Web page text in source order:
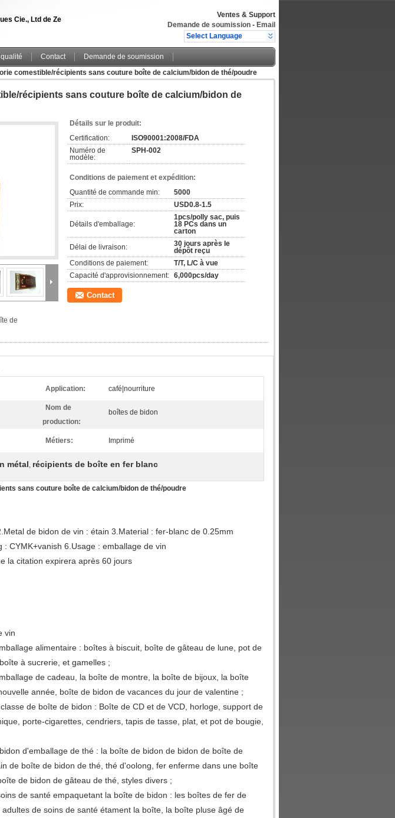
Cie., Ltd de Ze
Ventes & Support
Demande de soumission - Email
Select Language
Contact
Demande de soumission
comestible/récipients sans couture boîte de calcium/bidon de thé/poudre
récipients sans couture boîte de calcium/bidon de
de
Détails sur le produit:
Certification:
ISO90001:2008/FDA
Numéro de
modèle:
SPH-002
Conditions de paiement et expédition:
Quantité de commande min:
5000
Prix:
USD0.8-1.5
Détails d'emballage:
1pcs/polly sac, puis
18 PCs dans un
carton
Délai de livraison:
30 jours après le
dépôt reçu
Conditions de paiement:
T/T, L/C à vue
Capacité d'approvisionnement: 6,000pcs/day
Contact
Application: café|nourriture
Nom de
production:
boîtes de bidon
Métiers: Imprimé
métal, récipients de boîte en fer blanc
sans couture boîte de calcium/bidon de thé/poudre
de bidon de vin : étain 3.Material : fer-blanc de 0.25mm
CYMK+vanish 6.Usage : emballage de vin
la citation expirera après 60 jours
vin
alimentaire : boîtes à biscuit, boîte de gâteau de lune, pot de
à sucrerie, et gamelles ;
de cadeau, la boîte de montre, la boîte de bijoux, la boîte
année, boîte de bidon de vacances du jour de valentine ;
de boîte de bidon : Boîte de CD et de VCD, horloge, support de
porte-cigarettes, cendriers, tapis de tasse, plat, et pot de bougie,
d'emballage de thé : la boîte de bidon de bidon de boîte de
de boîte de bidon de thé, thé d'oolong, fer enferme dans une boîte
de bidon de gâteau de thé, styles divers ;
de santé empaquetant la boîte de bidon : les boîtes de fer de
de soins de santé étament la boîte, la boîte pluse âgé de